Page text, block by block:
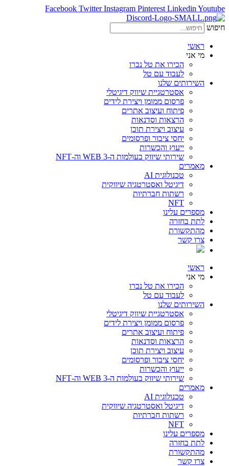
Facebook Twitter Instagram Pinterest Linkedin Youtube
חיפוש
ראשי
מי אני
הכירו את טל נברו
לעבוד עם טל
השירותים שלנו
אסטרטגיית שיווק דיגיטלי
פרסום ממומן ויצירת לידים
פיתוח ועיצוב אתרים
הרצאות וסדנאות
עיצוב ויצירת תוכן
יחסי ציבור ופרסומים
ייעוץ והכשרות
שירותי שיווק בעולמות ה-WEB 3 וה-NFT
מאמרים
טכנולוגית AI
דיגיטל ואסטרטגיה שיווקית
רשתות חברתיות
NFT
מספרים עלינו
לתת בחזרה
מהתקשורת
צרו קשר
ראשי
מי אני
הכירו את טל נברו
לעבוד עם טל
השירותים שלנו
אסטרטגיית שיווק דיגיטלי
פרסום ממומן ויצירת לידים
פיתוח ועיצוב אתרים
הרצאות וסדנאות
עיצוב ויצירת תוכן
יחסי ציבור ופרסומים
ייעוץ והכשרות
שירותי שיווק בעולמות ה-WEB 3 וה-NFT
מאמרים
טכנולוגית AI
דיגיטל ואסטרטגיה שיווקית
רשתות חברתיות
NFT
מספרים עלינו
לתת בחזרה
מהתקשורת
צרו קשר